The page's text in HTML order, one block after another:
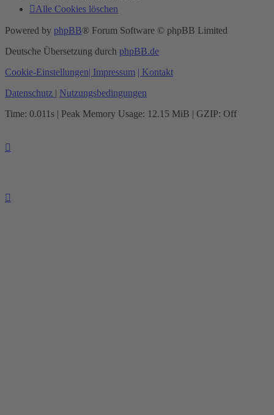
Alle Cookies löschen
Powered by phpBB® Forum Software © phpBB Limited
Deutsche Übersetzung durch phpBB.de
Cookie-Einstellungen| Impressum | Kontakt
Datenschutz | Nutzungsbedingungen
Time: 0.011s | Peak Memory Usage: 12.15 MiB | GZIP: Off